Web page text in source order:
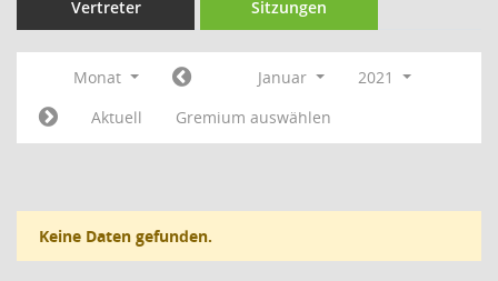
Vertreter Sitzungen
Monat Januar
2021
Aktuell
Gremium auswählen
Keine Daten gefunden.